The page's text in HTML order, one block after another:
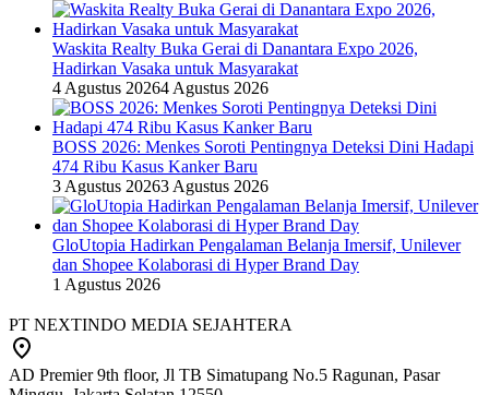
Waskita Realty Buka Gerai di Danantara Expo 2026,
Hadirkan Vasaka untuk Masyarakat
4 Agustus 20264 Agustus 2026
BOSS 2026: Menkes Soroti Pentingnya Deteksi Dini Hadapi
474 Ribu Kasus Kanker Baru
3 Agustus 20263 Agustus 2026
GloUtopia Hadirkan Pengalaman Belanja Imersif, Unilever
dan Shopee Kolaborasi di Hyper Brand Day
1 Agustus 2026
PT NEXTINDO MEDIA SEJAHTERA
AD Premier 9th floor, Jl TB Simatupang No.5 Ragunan, Pasar